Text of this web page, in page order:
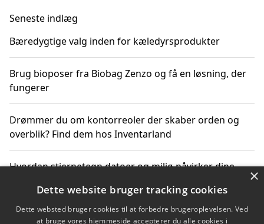
Seneste indlæg
Bæredygtige valg inden for kæledyrsprodukter
Brug bioposer fra Biobag Zenzo og få en løsning, der
fungerer
Drømmer du om kontorreoler der skaber orden og
overblik? Find dem hos Inventarland
Hvordan stjernetegn datoer og miljø påvirker dine
Bæredygtige gadgets til en grønnere hverdag
×
Dette website bruger tracking cookies
Dette websted bruger cookies til at forbedre brugeroplevelsen. Ved
at bruge vores hjemmeside accepterer du alle cookies i